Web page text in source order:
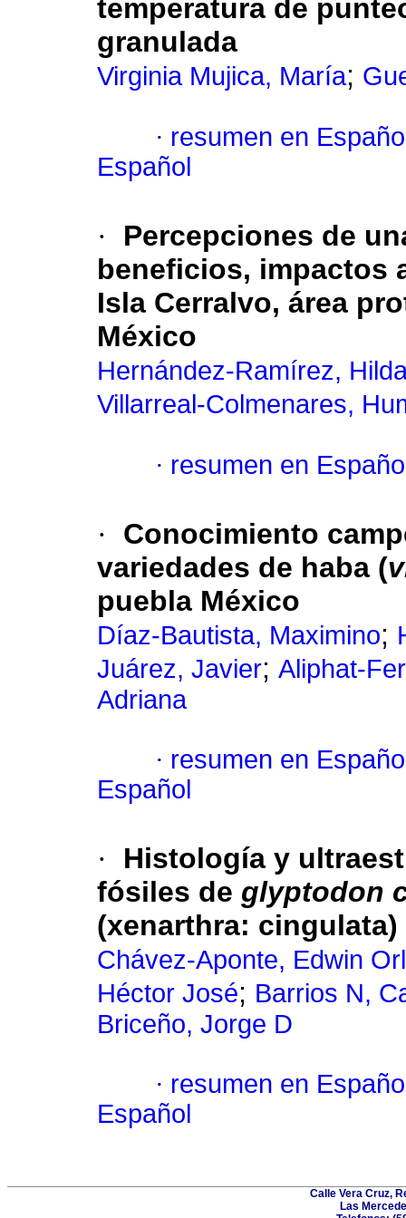
temperatura de
granulada
Virginia Mujica, María;
· resumen en
Español
·
Percepciones de
beneficios, impactos
Isla Cerralvo, área
México
Hernández-Ramírez,
Villarreal-Colmenares,
· resumen en
·
Conocimiento
variedades de haba (
puebla México
Díaz-Bautista, Maximino;
Juárez, Javier; Aliphat-
Adriana
· resumen en
Español
·
Histología y
fósiles de glyptodon
(xenarthra: cingulata)
Chávez-Aponte, Edwin
Héctor José; Barrios N,
Briceño, Jorge D
· resumen en
Español
Calle Vera Cruz,
Las